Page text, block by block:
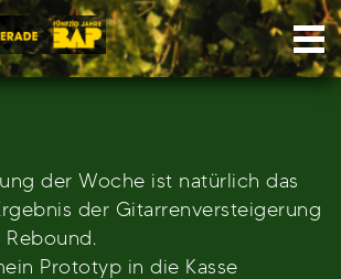
der Woche ist natürlich das
der Gitarrenversteigerung
Prototyp in die Kasse